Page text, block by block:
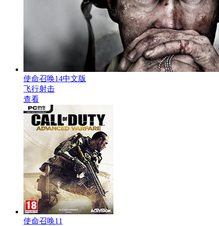
使命召唤14中文版
飞行射击
查看
使命召唤11